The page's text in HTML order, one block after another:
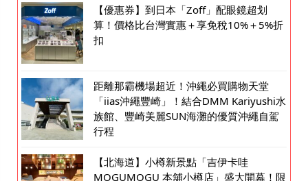
【優惠券】到日本「Zoff」配眼鏡超划
算！價格比台灣實惠＋享免稅10%＋5%折
扣
距離那霸機場超近！沖繩必買購物天堂
「iias沖繩豐崎」！結合DMM Kariyushi水
族館、豐崎美麗SUN海灘的優質沖繩自駕
行程
【北海道】小樽新景點「吉伊卡哇
MOGUMOGU 本舖小樽店」盛大開幕！限